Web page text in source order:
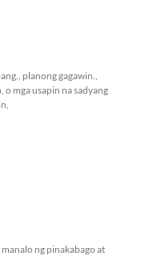
planong gagawin.,
mga usapin na sadyang
ng pinakabago at